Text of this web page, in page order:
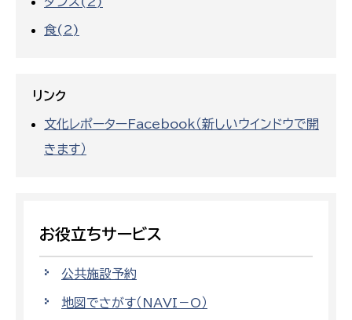
食(2)
リンク
文化レポーターFacebook（新しいウインドウで開
きます）
お役立ちサービス
公共施設予約
地図でさがす（NAVI－O）